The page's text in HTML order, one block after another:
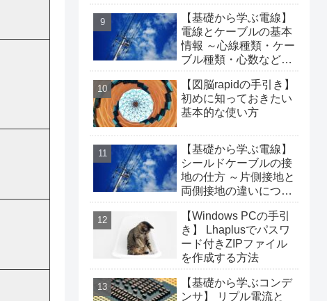
【基礎から学ぶ電線】
電線とケーブルの基本
情報 ～心線種類・ケー
ブル種類・心数などに
【図脳rapidの手引き】
初めに知っておきたい
基本的な使い方
【基礎から学ぶ電線】
シールドケーブルの接
地の仕方 ～片側接地と
両側接地の違いについ
【Windows PCの手引
き】 Lhaplusでパスワ
ード付きZIPファイル
を作成する方法
【基礎から学ぶコンデ
ンサ】 リプル電流と